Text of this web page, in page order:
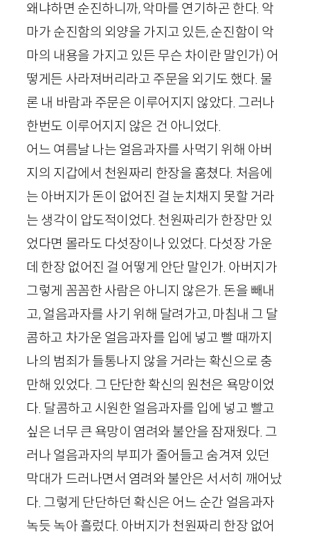
왜냐하면 순진하니까, 악마를 연기하곤 한다. 악
마가 순진함의 외양을 가지고 있든, 순진함이 악
마의 내용을 가지고 있든 무슨 차이란 말인가) 어
떻게든 사라져버리라고 주문을 외기도 했다. 물
론 내 바람과 주문은 이루어지지 않았다. 그러나
한번도 이루어지지 않은 건 아니었다.
어느 여름날 나는 얼음과자를 사먹기 위해 아버
지의 지갑에서 천원짜리 한장을 훔쳤다. 처음에
는 아버지가 돈이 없어진 걸 눈치채지 못할 거라
는 생각이 압도적이었다. 천원짜리가 한장만 있
었다면 몰라도 다섯장이나 있었다. 다섯장 가운
데 한장 없어진 걸 어떻게 안단 말인가. 아버지가
그렇게 꼼꼼한 사람은 아니지 않은가. 돈을 빼내
고, 얼음과자를 사기 위해 달려가고, 마침내 그 달
콤하고 차가운 얼음과자를 입에 넣고 빨 때까지
나의 범죄가 들통나지 않을 거라는 확신으로 충
만해 있었다. 그 단단한 확신의 원천은 욕망이었
다. 달콤하고 시원한 얼음과자를 입에 넣고 빨고
싶은 너무 큰 욕망이 염려와 불안을 잠재웠다. 그
러나 얼음과자의 부피가 줄어들고 숨겨져 있던
막대가 드러나면서 염려와 불안은 서서히 깨어났
다. 그렇게 단단하던 확신은 어느 순간 얼음과자
녹듯 녹아 흘렀다. 아버지가 천원짜리 한장 없어